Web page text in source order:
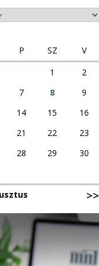
P SZ
V
1
2
7 8
9
14 15
16
21 22
23
28 29
30